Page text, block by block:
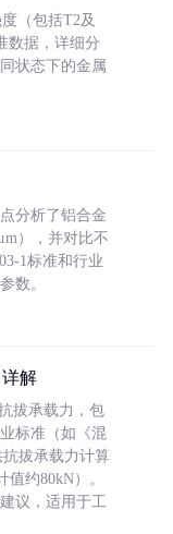
（包括T2及
数据，详细分
状态下的金属
分析了铝合金
），并对比不
1标准和行业
数。
解
拔承载力，包
标准（如《混
抗拔承载力计算
约80kN）。
议，适用于工